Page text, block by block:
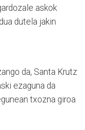
askok
dutela jakin
da, Santa Krutz
ezaguna da
txozna giroa